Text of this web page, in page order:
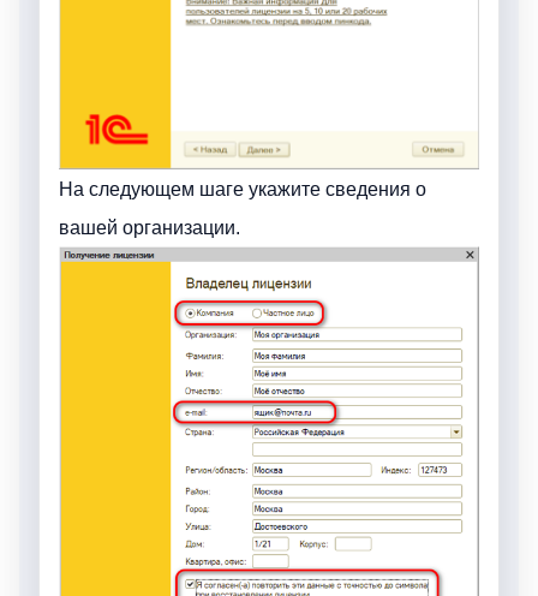
На следующем шаге укажите сведения о
вашей организации.